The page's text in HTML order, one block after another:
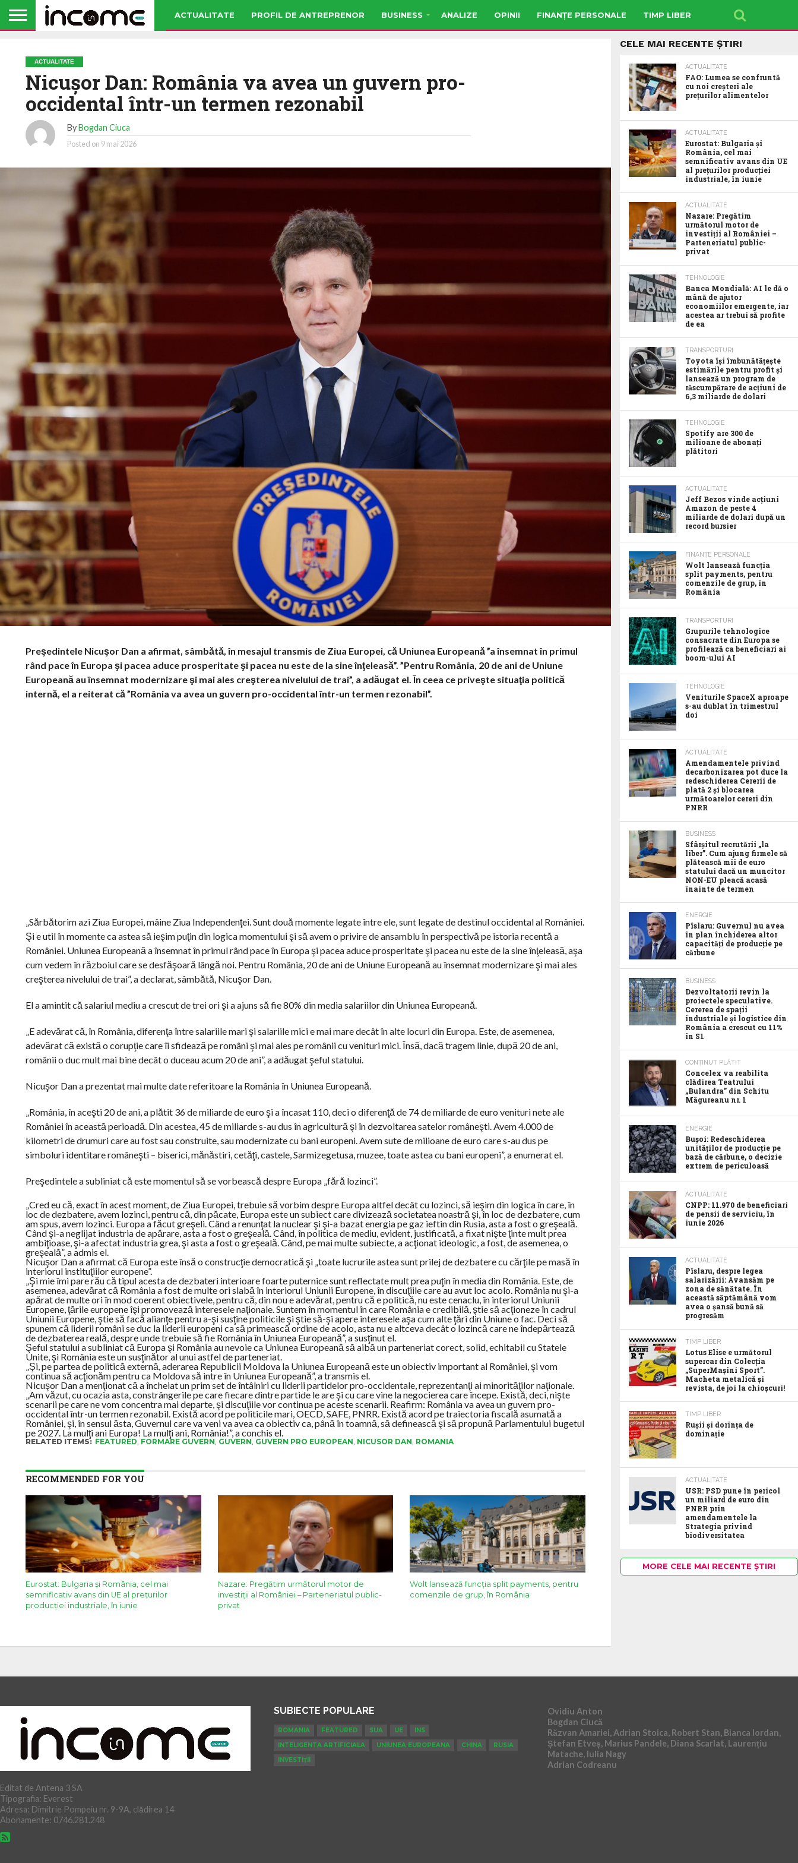
ACTUALITATE PROFIL DE ANTREPRENOR BUSINESS ANALIZE OPINII FINANȚE PERSONALE TIMP LIBER
ACTUALITATE
Nicuşor Dan: România va avea un guvern pro-
occidental într-un termen rezonabil
ByBogdan Ciuca
Posted on 9 mai 2026
Preşedintele Nicuşor Dan a afirmat, sâmbătă, în mesajul transmis de Ziua Europei, că Uniunea Europeană ”a însemnat în primul
rând pace în Europa şi pacea aduce prosperitate şi pacea nu este de la sine înţeleasă”. ”Pentru România, 20 de ani de Uniune
Europeană au însemnat modernizare şi mai ales creşterea nivelului de trai”, a adăugat el. În ceea ce priveşte situaţia politică
internă, el a reiterat că ”România va avea un guvern pro-occidental într-un termen rezonabil”.
„Sărbătorim azi Ziua Europei, mâine Ziua Independenţei. Sunt două momente legate între ele, sunt legate de destinul occidental al României.
Şi e util în momente ca astea să ieşim puţin din logica momentului şi să avem o privire de ansamblu în perspectivă pe istoria recentă a
României. Uniunea Europeană a însemnat în primul rând pace în Europa şi pacea aduce prosperitate şi pacea nu este de la sine înţeleasă, aşa
cum vedem în războiul care se desfăşoară lângă noi. Pentru România, 20 de ani de Uniune Europeană au însemnat modernizare şi mai ales
creşterea nivelului de trai”, a declarat, sâmbătă, Nicuşor Dan.
El a amintit că salariul mediu a crescut de trei ori şi a ajuns să fie 80% din media salariilor din Uniunea Europeană.
„E adevărat că, în România, diferenţa între salariile mari şi salariile mici e mai mare decât în alte locuri din Europa. Este, de asemenea,
adevărat că există o corupţie care îi sfidează pe români şi mai ales pe românii cu venituri mici. Însă, dacă tragem linie, după 20 de ani,
românii o duc mult mai bine decât o duceau acum 20 de ani”, a adăugat şeful statului.
Nicuşor Dan a prezentat mai multe date referitoare la România în Uniunea Europeană.
„România, în aceşti 20 de ani, a plătit 36 de miliarde de euro şi a încasat 110, deci o diferenţă de 74 de miliarde de euro venituri nete ale
României în această perioadă. Din acestea, 45 de miliarde s-au dus în agricultură şi în dezvoltarea satelor româneşti. Avem 4.000 de
kilometri de drumuri care au fost sau construite, sau modernizate cu bani europeni. Avem sute de milioane de euro care s-au dus pe
simboluri identitare româneşti – biserici, mănăstiri, cetăţi, castele, Sarmizegetusa, muzee, toate astea cu bani europeni”, a enumerat el.
Preşedintele a subliniat că este momentul să se vorbească despre Europa „fără lozinci”.
„Cred eu că, exact în acest moment, de Ziua Europei, trebuie să vorbim despre Europa altfel decât cu lozinci, să ieşim din logica în care, în
loc de dezbatere, avem lozinci, pentru că, din păcate, Europa este un subiect care divizează societatea noastră şi, în loc de dezbatere, cum
am spus, avem lozinci. Europa a făcut greşeli. Când a renunţat la nuclear şi şi-a bazat energia pe gaz ieftin din Rusia, asta a fost o greşeală.
Când şi-a neglijat industria de apărare, asta a fost o greşeală. Când, în politica de mediu, evident, justificată, a fixat nişte ţinte mult prea
ambiţioase, şi-a afectat industria grea, şi asta a fost o greşeală. Când, pe mai multe subiecte, a acţionat ideologic, a fost, de asemenea, o
greşeală”, a admis el.
Nicuşor Dan a afirmat că Europa este însă o construcţie democratică şi „toate lucrurile astea sunt prilej de dezbatere cu cărţile pe masă în
interiorul instituţiilor europene”.
„Şi mie îmi pare rău că tipul acesta de dezbateri interioare foarte puternice sunt reflectate mult prea puţin în media din România. Este, de
asemenea, adevărat că România a fost de multe ori slabă în interiorul Uniunii Europene, în discuţiile care au avut loc acolo. România nu şi-a
apărat de multe ori în mod coerent obiectivele, pentru că, din nou e adevărat, pentru că e politică, nu este cenaclu, în interiorul Uniunii
Europene, ţările europene îşi promovează interesele naţionale. Suntem în momentul în care România e credibilă, ştie să acţioneze în cadrul
Uniunii Europene, ştie să facă alianţe pentru a-şi susţine politicile şi ştie să-şi apere interesele aşa cum alte ţări din Uniune o fac. Deci să
spunem că liderii români se duc la liderii europeni ca să primească ordine de acolo, asta nu e altceva decât o lozincă care ne îndepărtează
de dezbaterea reală, despre unde trebuie să fie România în Uniunea Europeană”, a susţinut el.
Şeful statului a subliniat că Europa şi România au nevoie ca Uniunea Europeană să aibă un parteneriat corect, solid, echitabil cu Statele
Unite, şi România este un susţinător al unui astfel de parteneriat.
„Şi, pe partea de politică externă, aderarea Republicii Moldova la Uniunea Europeană este un obiectiv important al României, şi vom
continua să acţionăm pentru ca Moldova să intre în Uniunea Europeană”, a transmis el.
Nicuşor Dan a menţionat că a încheiat un prim set de întâlniri cu liderii partidelor pro-occidentale, reprezentanţi ai minorităţilor naţionale.
„Am văzut, cu ocazia asta, constrângerile pe care fiecare dintre partide le are şi cu care vine la negocierea care începe. Există, deci, nişte
scenarii pe care ne vom concentra mai departe, şi discuţiile vor continua pe aceste scenarii. Reafirm: România va avea un guvern pro-
occidental într-un termen rezonabil. Există acord pe politicile mari, OECD, SAFE, PNRR. Există acord pe traiectoria fiscală asumată a
României, şi, în sensul ăsta, Guvernul care va veni va avea ca obiectiv ca, până în toamnă, să definească şi să propună Parlamentului bugetul
pe 2027. La mulţi ani Europa! La mulţi ani, România!”, a conchis el.
RELATED ITEMS: FEATURED FORMARE GUVERN GUVERN GUVERN PRO EUROPEAN NICUSOR DAN ROMANIA
RECOMMENDED FOR YOU
Eurostat: Bulgaria și România, cel mai
semnificativ avans din UE al prețurilor
producției industriale, în iunie
Nazare: Pregătim următorul motor de
investiții al României – Parteneriatul public-
privat
Wolt lansează funcția split payments, pentru
comenzile de grup, în România
CELE MAI RECENTE ȘTIRI
ACTUALITATE
FAO: Lumea se confruntă
cu noi creșteri ale
prețurilor alimentelor
ACTUALITATE
Eurostat: Bulgaria și
România, cel mai
semnificativ avans din UE
al prețurilor producției
industriale, în iunie
ACTUALITATE
Nazare: Pregătim
următorul motor de
investiții al României –
Parteneriatul public-
privat
TEHNOLOGIE
Banca Mondială: AI le dă o
mână de ajutor
economiilor emergente, iar
acestea ar trebui să profite
de ea
TRANSPORTURI
Toyota îşi îmbunătăţeşte
estimările pentru profit şi
lansează un program de
răscumpărare de acţiuni de
6,3 miliarde de dolari
TEHNOLOGIE
Spotify are 300 de
milioane de abonaţi
plătitori
ACTUALITATE
Jeff Bezos vinde acţiuni
Amazon de peste 4
miliarde de dolari după un
record bursier
FINANȚE PERSONALE
Wolt lansează funcția
split payments, pentru
comenzile de grup, în
România
TRANSPORTURI
Grupurile tehnologice
consacrate din Europa se
profilează ca beneficiari ai
boom-ului AI
TEHNOLOGIE
Veniturile SpaceX aproape
s-au dublat în trimestrul
doi
ACTUALITATE
Amendamentele privind
decarbonizarea pot duce la
redeschiderea Cererii de
plată 2 și blocarea
următoarelor cereri din
PNRR
BUSINESS
Sfârșitul recrutării „la
liber”. Cum ajung firmele să
plătească mii de euro
statului dacă un muncitor
NON-EU pleacă acasă
înainte de termen
ENERGIE
Pîslaru: Guvernul nu avea
în plan închiderea altor
capacități de producție pe
cărbune
BUSINESS
Dezvoltatorii revin la
proiectele speculative.
Cererea de spații
industriale și logistice din
România a crescut cu 11%
în S1
CONȚINUT PLĂTIT
Concelex va reabilita
clădirea Teatrului
„Bulandra” din Schitu
Măgureanu nr. 1
ENERGIE
Bușoi: Redeschiderea
unităților de producție pe
bază de cărbune, o decizie
extrem de periculoasă
ACTUALITATE
CNPP: 11.970 de beneficiari
de pensii de serviciu, în
iunie 2026
ACTUALITATE
Pîslaru, despre legea
salarizării: Avansăm pe
zona de sănătate. În
această săptămână vom
avea o șansă bună să
progresăm
TIMP LIBER
Lotus Elise e următorul
supercar din Colecția
„SuperMașini Sport”.
Macheta metalică și
revista, de joi la chioșcuri!
TIMP LIBER
Rușii și dorința de
dominație
ACTUALITATE
USR: PSD pune în pericol
un miliard de euro din
PNRR prin
amendamentele la
Strategia privind
biodiversitatea
MORE CELE MAI RECENTE ȘTIRI
Editat de Antena 3 SA
Tipografia: Everest
Adresa: Dimitrie Pompeiu nr. 9-9A, clădirea 14
Abonamente: 0746.281.248
SUBIECTE POPULARE
ROMANIA FEATURED SUA UE
INS
INTELIGENTA ARTIFICIALA
UNIUNEA EUROPEANA CHINA
RUSIA
INVESTIȚII
Ovidiu Anton
Bogdan Ciucă
Răzvan Amariei, Adrian Stoica, Robert Stan, Bianca Iordan,
Ștefan Etveș, Marius Pandele, Diana Scarlat, Laurențiu
Matache, Iulia Nagy
Adrian Codreanu